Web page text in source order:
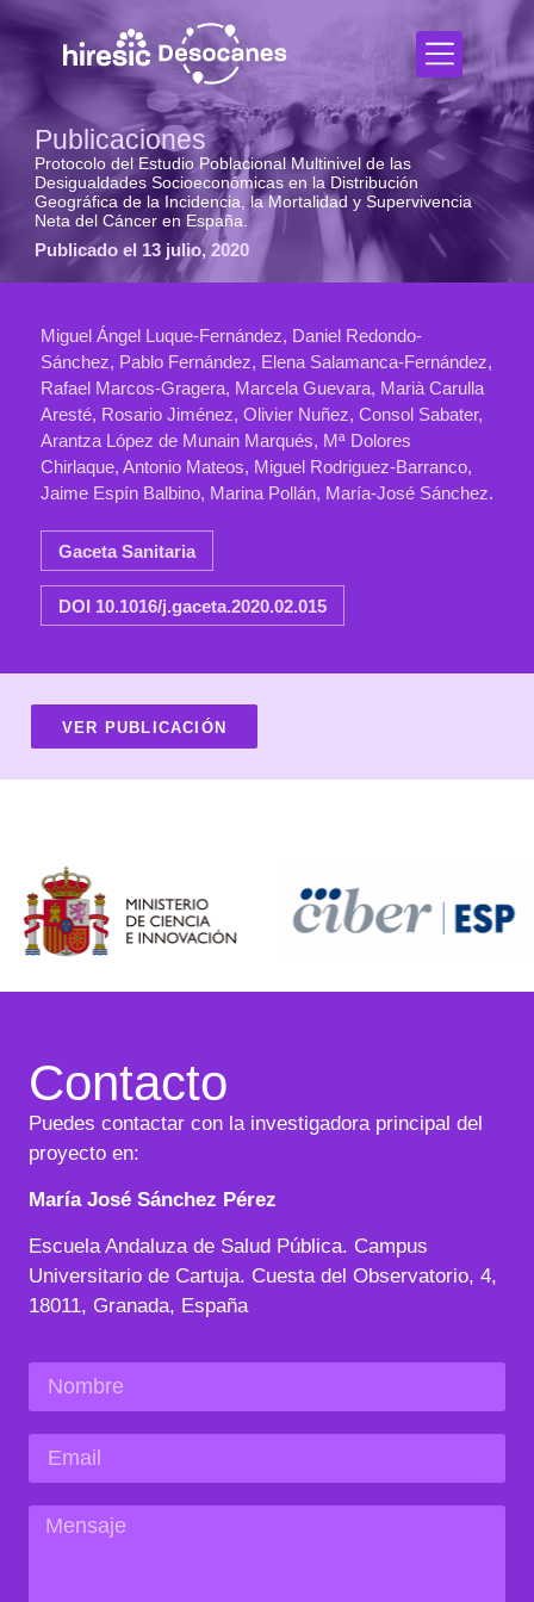
Publicaciones
Protocolo del Estudio Poblacional Multinivel de las
Desigualdades Socioeconómicas en la Distribución
Geográfica de la Incidencia, la Mortalidad y Supervivencia
Neta del Cáncer en España.
Publicado el 13 julio, 2020
Miguel Ángel Luque-Fernández, Daniel Redondo-
Sánchez, Pablo Fernández, Elena Salamanca-Fernández,
Rafael Marcos-Gragera, Marcela Guevara, Marià Carulla
Aresté, Rosario Jiménez, Olivier Nuñez, Consol Sabater,
Arantza López de Munain Marqués, Mª Dolores
Chirlaque, Antonio Mateos, Miguel Rodriguez-Barranco,
Jaime Espín Balbino, Marina Pollán, María-José Sánchez.
Gaceta Sanitaria
DOI 10.1016/j.gaceta.2020.02.015
VER PUBLICACIÓN
Contacto
Puedes contactar con la investigadora principal del
proyecto en:
María José Sánchez Pérez
Escuela Andaluza de Salud Pública. Campus
Universitario de Cartuja. Cuesta del Observatorio, 4,
18011, Granada, España